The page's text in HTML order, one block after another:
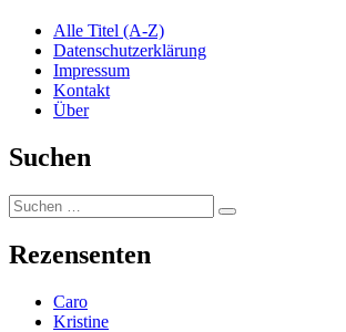
Alle Titel (A-Z)
Datenschutzerklärung
Impressum
Kontakt
Über
Suchen
Suchen
nach:
Suchen
Rezensenten
Caro
Kristine